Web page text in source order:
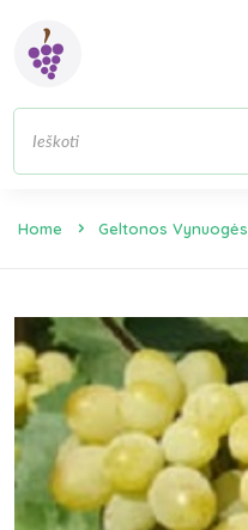
Home Geltonos Vynuogės